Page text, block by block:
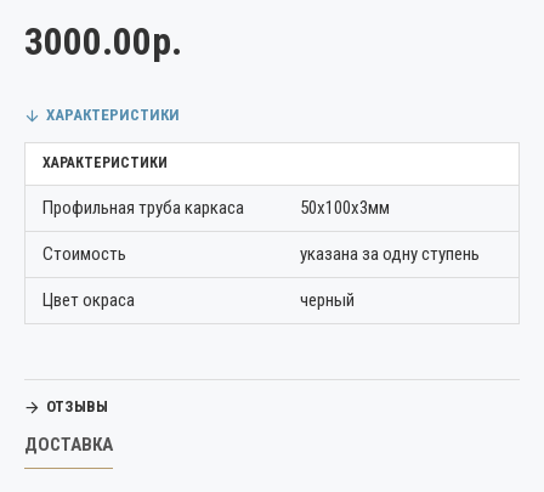
3000.00р.
ХАРАКТЕРИСТИКИ
ХАРАКТЕРИСТИКИ
Профильная труба каркаса 50х100х3мм
Стоимость указана за одну ступень
Цвет окраса черный
ОТЗЫВЫ
ДОСТАВКА